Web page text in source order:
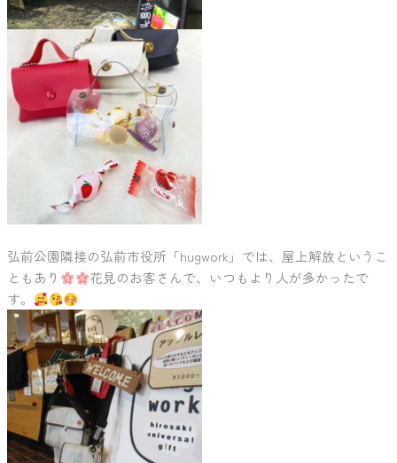
弘前公園隣接の弘前市役所「hugwork」では、屋上解放というこ
ともあり
花見のお客さんで、いつもより人が多かったで
す。